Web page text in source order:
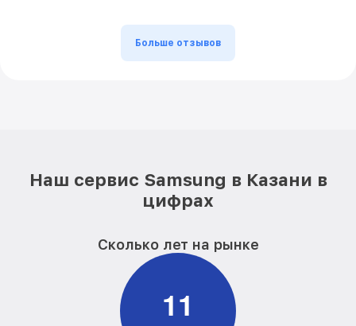
Больше отзывов
Наш сервис Samsung в Казани в
цифрах
Сколько лет на рынке
11